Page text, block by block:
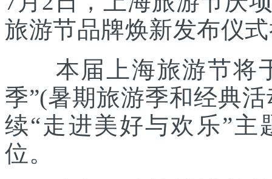
旅游节品牌焕新发布仪
本届上海旅游节将于
季”(暑期旅游季和经典
续“走进美好与欢乐”主
位。